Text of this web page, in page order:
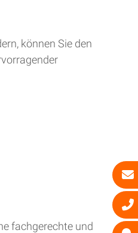
können Sie den
fachgerechte und